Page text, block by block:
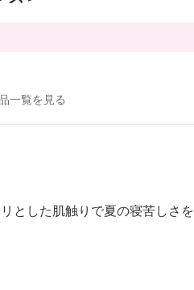
一覧を見る
とした肌触りで夏の寝苦しさを